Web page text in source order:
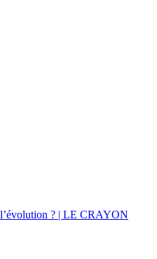
? | LE CRAYON